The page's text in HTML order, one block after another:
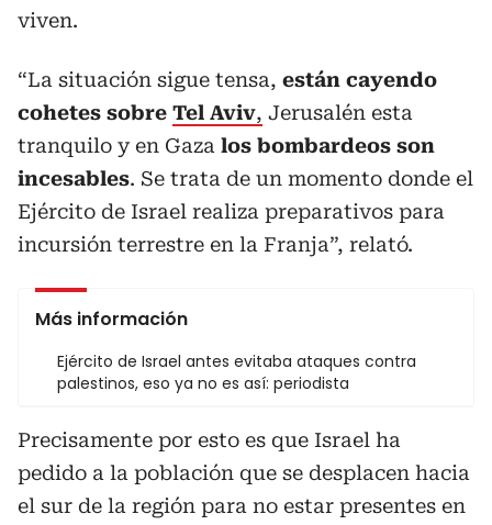
viven.
“La situación sigue tensa, están cayendo
cohetes sobre Tel Aviv, Jerusalén esta
tranquilo y en Gaza los bombardeos son
incesables. Se trata de un momento donde el
Ejército de Israel realiza preparativos para
incursión terrestre en la Franja”, relató.
Más información
Ejército de Israel antes evitaba ataques contra
palestinos, eso ya no es así: periodista
Precisamente por esto es que Israel ha
pedido a la población que se desplacen hacia
el sur de la región para no estar presentes en